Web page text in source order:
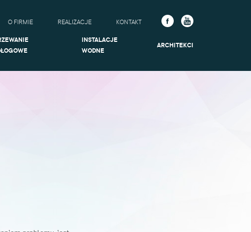
O FIRMIE REALIZACJE KONTAKT
INSTALACJE
WODNE
ARCHITEKCI